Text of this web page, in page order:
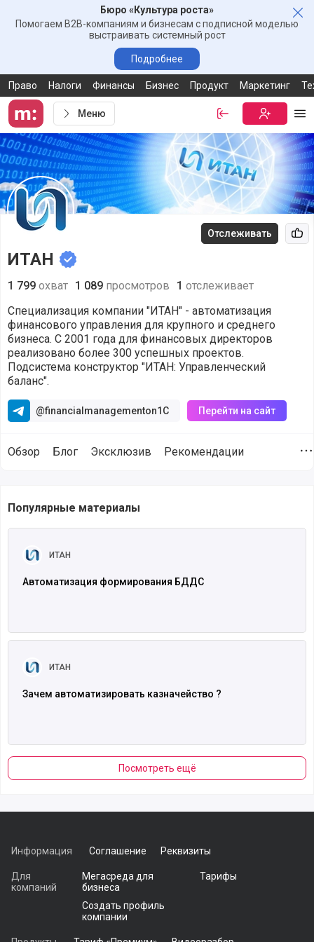
Бюро «Культура роста»
Помогаем B2B-компаниям и бизнесам с подписной моделью
выстраивать системный рост
Подробнее
Право Налоги Финансы Бизнес Продукт Маркетинг
Меню Войти
Отслеживать
ИТАН
1 799 охват 1 089 просмотров 1 отслеживает
Специализация компании "ИТАН" - автоматизация
финансового управления для крупного и среднего
бизнеса. C 2001 года для финансовых директоров
реализовано более 300 успешных проектов.
Подсистема конструктор "ИТАН: Управленческий
баланс".
@financialmanagementon1C Перейти на сайт
Обзор Блог Эксклюзив Рекомендации
Популярные материалы
ИТАН
Автоматизация формирования БДДС
ИТАН
Зачем автоматизировать казначейство ?
Посмотреть ещё
Информация Соглашение Реквизиты
Для
компаний
Мегасреда для
бизнеса
Тарифы
Создать профиль
компании